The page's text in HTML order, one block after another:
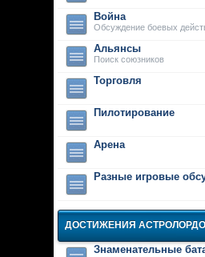
Война
Обсуждение боевых
Альянсы
Поиск союзников
Торговля
Пилотирование
Арена
Разные игровые
ДОСТИЖЕНИЯ
Знаменательные